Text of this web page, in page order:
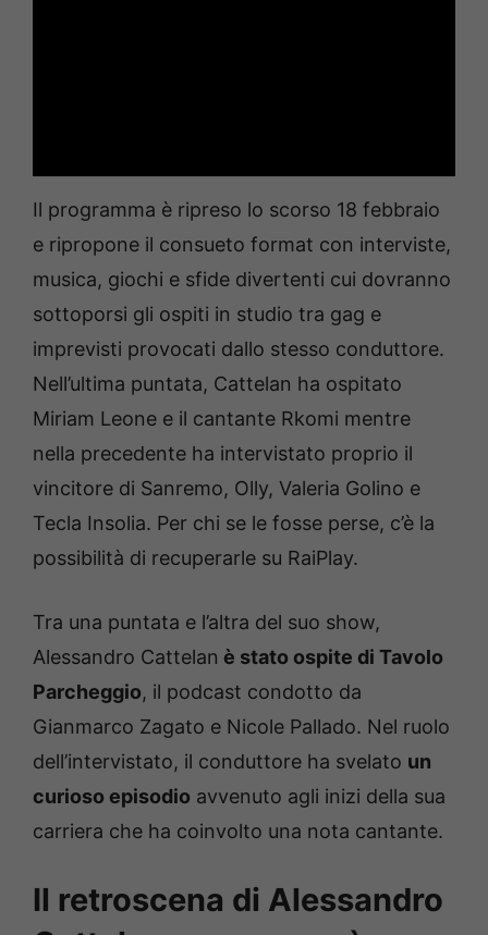
Il programma è ripreso lo scorso 18 febbraio
e ripropone il consueto format con interviste,
musica, giochi e sfide divertenti cui dovranno
sottoporsi gli ospiti in studio tra gag e
imprevisti provocati dallo stesso conduttore.
Nell’ultima puntata, Cattelan ha ospitato
Miriam Leone e il cantante Rkomi mentre
nella precedente ha intervistato proprio il
vincitore di Sanremo, Olly, Valeria Golino e
Tecla Insolia. Per chi se le fosse perse, c’è la
possibilità di recuperarle su RaiPlay.
Tra una puntata e l’altra del suo show,
Alessandro Cattelan è stato ospite di Tavolo
Parcheggio, il podcast condotto da
Gianmarco Zagato e Nicole Pallado. Nel ruolo
dell’intervistato, il conduttore ha svelato un
curioso episodio avvenuto agli inizi della sua
carriera che ha coinvolto una nota cantante.
Il retroscena di Alessandro